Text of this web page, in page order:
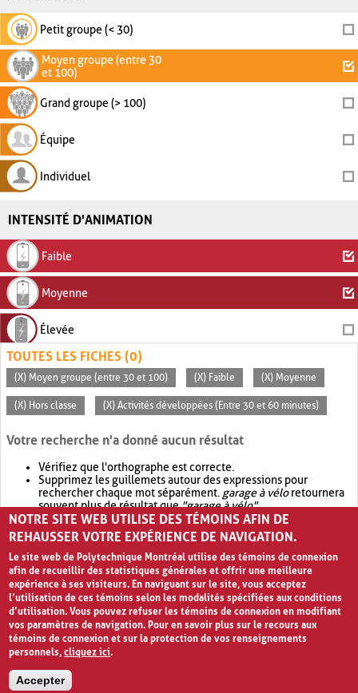
Petit groupe (< 30)
Moyen groupe (entre 30
et 100)
Grand groupe (> 100)
Équipe
Individuel
INTENSITÉ D'ANIMATION
Faible
Moyenne
Élevée
TOUTES LES FICHES (0)
(X) Moyen groupe (entre 30 et 100) (X) Faible (X) Moyenne
(X) Hors classe (X) Activités développées (Entre 30 et 60 minutes)
Votre recherche n'a donné aucun résultat
Vérifiez que l'orthographe est correcte.
Supprimez les guillemets autour des expressions pour
rechercher chaque mot séparément. garage à véloretournera
souvent plus de résultat que"garage à vélo".
Envisagez d'élargir votre recherche avec OR.garage OR vélo
retournera souvent plus de résultat quegarage à vélo
NOTRE SITE WEB UTILISE DES TÉMOINS AFIN DE
REHAUSSER VOTRE EXPÉRIENCE DE NAVIGATION.
Le site web de Polytechnique Montréal utilise des témoins de connexion
afin de recueillir des statistiques générales et offrir une meilleure
expérience à ses visiteurs. En naviguant sur le site, vous acceptez
l’utilisation de ces témoins selon les modalités spécifiées aux conditions
d’utilisation. Vous pouvez refuser les témoins de connexion en modifiant
vos paramètres de navigation. Pour en savoir plus sur le recours aux
témoins de connexion et sur la protection de vos renseignements
personnels,cliquez ici.
Accepter